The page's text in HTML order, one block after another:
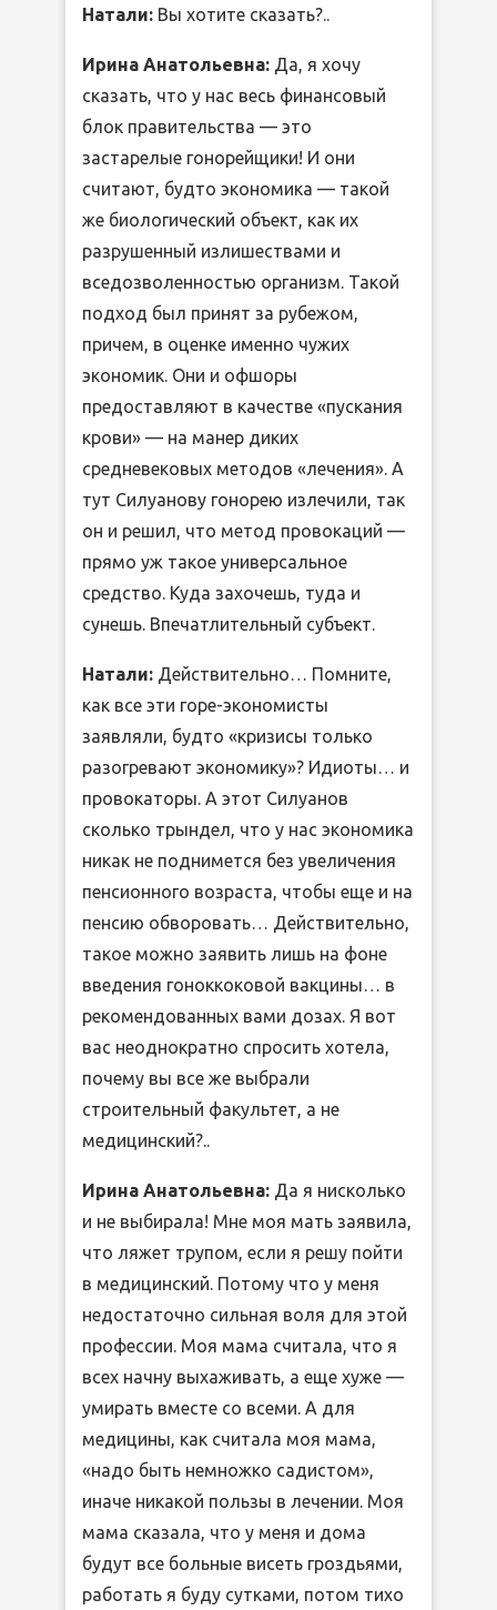
Натали: Вы хотите сказать?..
Ирина Анатольевна: Да, я хочу
сказать, что у нас весь финансовый
блок правительства — это
застарелые гонорейщики! И они
считают, будто экономика — такой
же биологический объект, как их
разрушенный излишествами и
вседозволенностью организм. Такой
подход был принят за рубежом,
причем, в оценке именно чужих
экономик. Они и офшоры
предоставляют в качестве «пускания
крови» — на манер диких
средневековых методов «лечения». А
тут Силуанову гонорею излечили, так
он и решил, что метод провокаций —
прямо уж такое универсальное
средство. Куда захочешь, туда и
сунешь. Впечатлительный субъект.
Натали: Действительно… Помните,
как все эти горе-экономисты
заявляли, будто «кризисы только
разогревают экономику»? Идиоты… и
провокаторы. А этот Силуанов
сколько трындел, что у нас экономика
никак не поднимется без увеличения
пенсионного возраста, чтобы еще и на
пенсию обворовать… Действительно,
такое можно заявить лишь на фоне
введения гоноккоковой вакцины… в
рекомендованных вами дозах. Я вот
вас неоднократно спросить хотела,
почему вы все же выбрали
строительный факультет, а не
медицинский?..
Ирина Анатольевна: Да я нисколько
и не выбирала! Мне моя мать заявила,
что ляжет трупом, если я решу пойти
в медицинский. Потому что у меня
недостаточно сильная воля для этой
профессии. Моя мама считала, что я
всех начну выхаживать, а еще хуже —
умирать вместе со всеми. А для
медицины, как считала моя мама,
«надо быть немножко садистом»,
иначе никакой пользы в лечении. Моя
мама сказала, что у меня и дома
будут все больные висеть гроздьями,
работать я буду сутками, потом тихо